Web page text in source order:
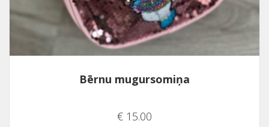
Bērnu mugursomiņa
€ 15.00